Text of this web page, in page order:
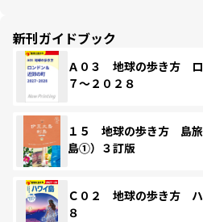
新刊ガイドブック
Ａ０３ 地球の歩き方
７～２０２８
１５ 地球の歩き方 島
島①）３訂版
Ｃ０２ 地球の歩き方
８